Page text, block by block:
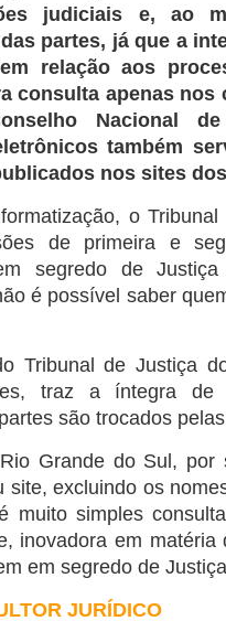
judiciais e, ao
partes, já que a
relação aos
consulta apenas nos
Nacional
também
nos sites
o
de primeira e
segredo de
é possível saber
Tribunal de Justiça
traz a íntegra de
são trocados
Grande do Sul, por
site, excluindo os
muito simples
inovadora em
em segredo de
JURÍDICO